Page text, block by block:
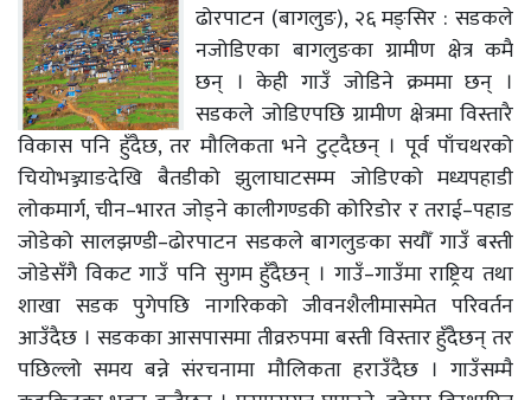
ढोरपाटन (बागलुङ), २६ मङ्सिर : सडकले
नजोडिएका बागलुङका ग्रामीण क्षेत्र कमै
छन् । केही गाउँ जोडिने क्रममा छन् ।
सडकले जोडिएपछि ग्रामीण क्षेत्रमा विस्तारै
विकास पनि हुँदैछ, तर मौलिकता भने टुट्दैछन् । पूर्व पाँचथरको
चियोभञ्ज्याङदेखि बैतडीको झुलाघाटसम्म जोडिएको मध्यपहाडी
लोकमार्ग, चीन–भारत जोड्ने कालीगण्डकी कोरिडोर र तराई–पहाड
जोडेको सालझण्डी–ढोरपाटन सडकले बागलुङका सयौँ गाउँ बस्ती
जोडेसँगै विकट गाउँ पनि सुगम हुँदैछन् । गाउँ–गाउँमा राष्ट्रिय तथा
शाखा सडक पुगेपछि नागरिकको जीवनशैलीमासमेत परिवर्तन
आउँदैछ । सडकका आसपासमा तीव्ररुपमा बस्ती विस्तार हुँदैछन् तर
पछिल्लो समय बन्ने संरचनामा मौलिकता हराउँदैछ । गाउँसम्मै